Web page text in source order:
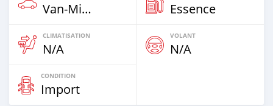
Van‒Minibus Essence
CLIMATISATION
N/A
VOLANT
N/A
CONDITION
Import